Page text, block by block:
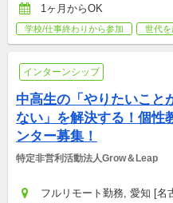
1ヶ月からOK
学校/仕事終わりから参加 世代を
インターンシップ
中高生の「やりたいこと
ない」を解決する！個性
ンター募集！
特定非営利活動法人Grow＆Leap
フルリモート勤務, 愛知 [名